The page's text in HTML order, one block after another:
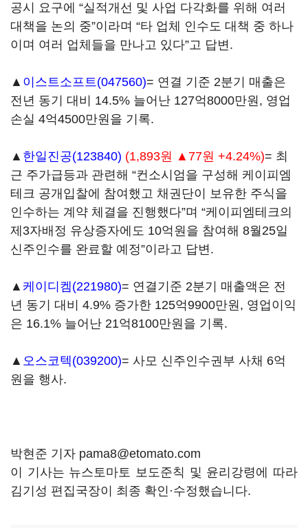
공시 요구에 “실적개선 및 사업 다각화를 위해 여러
대책을 논의 중”이라며 “타 업체 인수도 대책 중 하나
이며 여러 업체들을 만나고 있다”고 답변.
▲ 이스트소프트(047560)= 연결 기준 2분기 매출은
전년 동기 대비 14.5% 늘어난 127억8000만원, 영업
손실 4억4500만원을 기록.
▲ 한일진공(123840) (1,893원 ▲77원 +4.24%)= 최
근 주가급등과 관련해 “컨소시엄을 구성해 케이피엠
테크 공개입찰에 참여했고 채권단이 보유한 주식을
인수하는 계약 체결을 진행했다”며 “케이피엠테크의
제3자배정 유상증자에도 10억원을 참여해 8월25일
신주인수를 완료할 예정”이라고 답변.
▲ 케이디켐(221980)= 연결기준 2분기 매출액은 전
년 동기 대비 4.9% 증가한 125억9900만원, 영업이익
은 16.1% 늘어난 21억8100만원을 기록.
▲ 오스코텍(039200)= 사모 신주인수권부 사채 6억
원을 행사.
박현준 기자 pama8@etomato.com
이 기사는 뉴스토마토 보도준칙 및 윤리강령에 따라
김기성 편집국장이 최종 확인·수정했습니다.